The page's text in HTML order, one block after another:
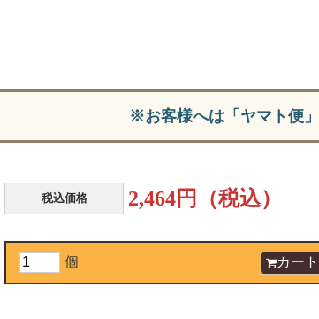
※お客様へは「ヤマト便
税込価格 2,464円（税込）
個